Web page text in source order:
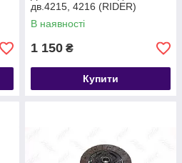
дв.4215, 4216 (RIDER)
В наявності
1 150 ₴
Купити